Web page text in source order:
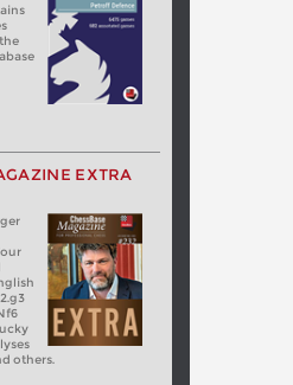
EXTRA
others.